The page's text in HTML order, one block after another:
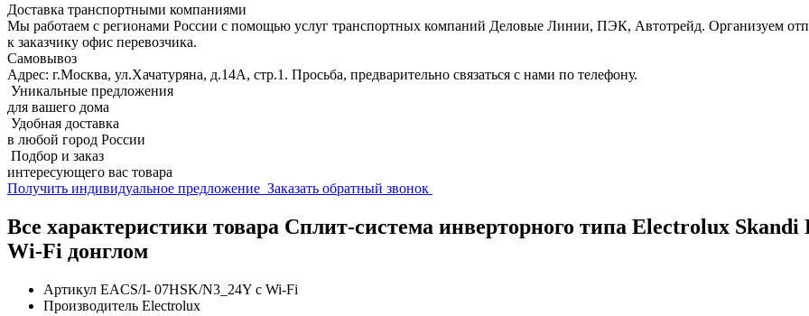
Доставка транспортными компаниями
Мы работаем с регионами России с помощью услуг транспортных компаний Деловые Линии, ПЭК, Автотрейд. Организуем
к заказчику офис перевозчика.
Самовывоз
Адрес: г.Москва, ул.Хачатуряна, д.14А, стр.1. Просьба, предварительно связаться с нами по телефону.
Уникальные предложения
для вашего дома
Удобная доставка
в любой город России
Подбор и заказ
интересующего вас товара
Получить индивидуальное предложение Заказать обратный звонок
Все характеристики товара Сплит-система инверторного типа Electrolux
Wi-Fi донглом
Артикул EACS/I- 07HSK/N3_24Y с Wi-Fi
Производитель Electrolux